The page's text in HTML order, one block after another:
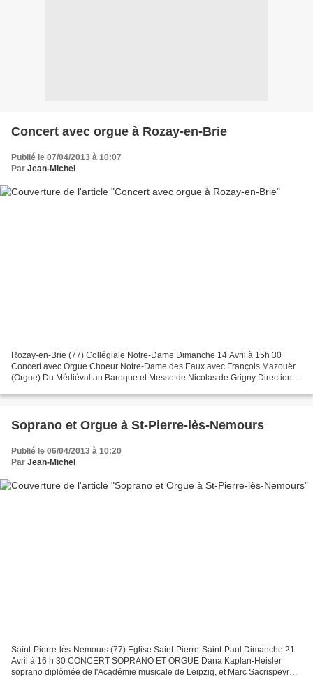
Concert avec orgue à Rozay-en-Brie
Publié le 07/04/2013 à 10:07
Par Jean-Michel
Rozay-en-Brie (77) Collégiale Notre-Dame Dimanche 14 Avril à 15h 30
Concert avec Orgue Choeur Notre-Dame des Eaux avec François Mazouër
(Orgue) Du Médiéval au Baroque et Messe de Nicolas de Grigny Direction :
Soprano et Orgue à St-Pierre-lès-Nemours
Publié le 06/04/2013 à 10:20
Par Jean-Michel
Saint-Pierre-lès-Nemours (77) Eglise Saint-Pierre-Saint-Paul Dimanche 21
Avril à 16 h 30 CONCERT SOPRANO ET ORGUE Dana Kaplan-Heisler
soprano diplômée de l'Académie musicale de Leipzig, et Marc Sacrispeyre